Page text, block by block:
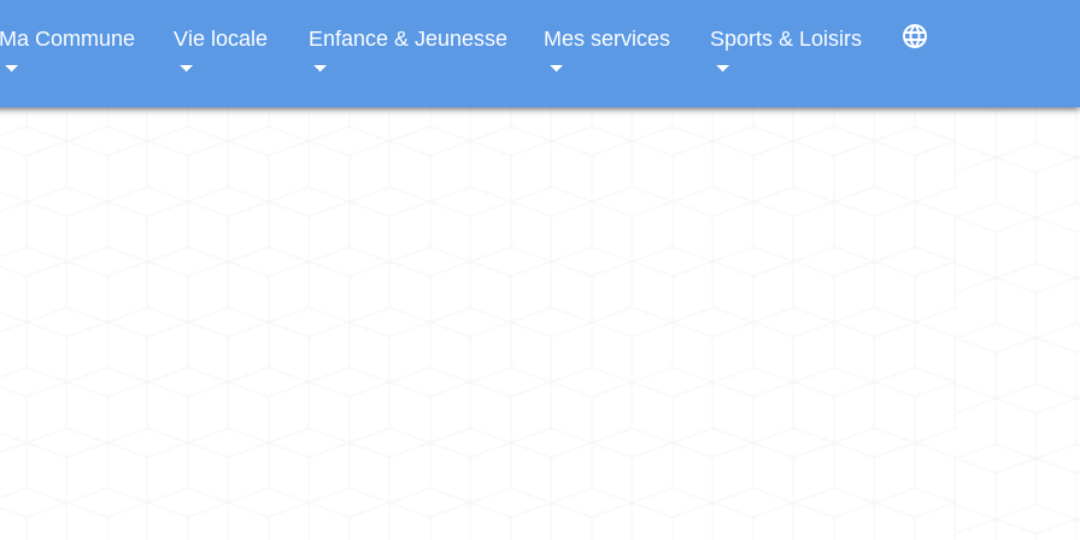
Ma Commune Vie locale Enfance & Jeunesse Mes services Sports & Loisirs language